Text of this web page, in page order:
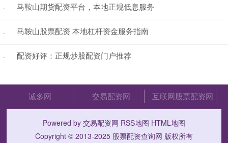
· 马鞍山期货配资平台，本地正规低息服务
· 马鞍山股票配资 本地杠杆资金服务指南
· 配资好评：正规炒股配资门户推荐
诚多网 交易配资网 互联网股票配资网
Powered by 交易配资网 RSS地图 HTML地图
Copyright © 2013-2025 股票配资查询网 版权所有